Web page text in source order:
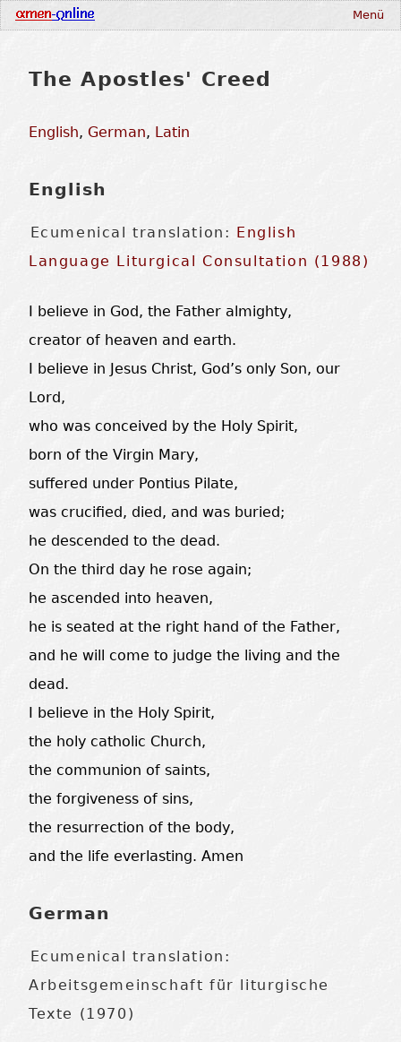
The Apostles' Creed
English, German, Latin
English
Ecumenical translation:
English
Language Liturgical Consultation (1988)
I believe in God, the Father almighty,
creator of heaven and earth.
I believe in Jesus Christ, God’s only Son, our
Lord,
who was conceived by the Holy Spirit,
born of the Virgin Mary,
suffered under Pontius Pilate,
was crucified, died, and was buried;
he descended to the dead.
On the third day he rose again;
he ascended into heaven,
he is seated at the right hand of the Father,
and he will come to judge the living and the
dead.
I believe in the Holy Spirit,
the holy catholic Church,
the communion of saints,
the forgiveness of sins,
the resurrection of the body,
and the life everlasting. Amen
German
Ecumenical translation:
Arbeitsgemeinschaft für liturgische
Texte (1970)
Menü